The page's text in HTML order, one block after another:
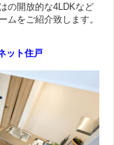
の開放的な4LDKなど
ムをご紹介致します。
ット住戸